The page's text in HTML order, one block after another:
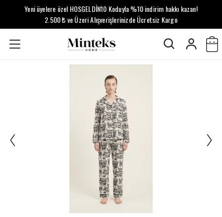
Yeni üyelere özel HOSGELDİN10 Koduyla %10 indirim hakkı kazan!
2.500 ₺ ve Üzeri Alışverişlerinizde Ücretsiz Kargo